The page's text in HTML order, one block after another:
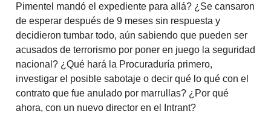
Pimentel mandó el expediente para allá? ¿Se cansaron
de esperar después de 9 meses sin respuesta y
decidieron tumbar todo, aún sabiendo que pueden ser
acusados de terrorismo por poner en juego la seguridad
nacional? ¿Qué hará la Procuraduría primero,
investigar el posible sabotaje o decir qué lo qué con el
contrato que fue anulado por marrullas? ¿Por qué
ahora, con un nuevo director en el Intrant?